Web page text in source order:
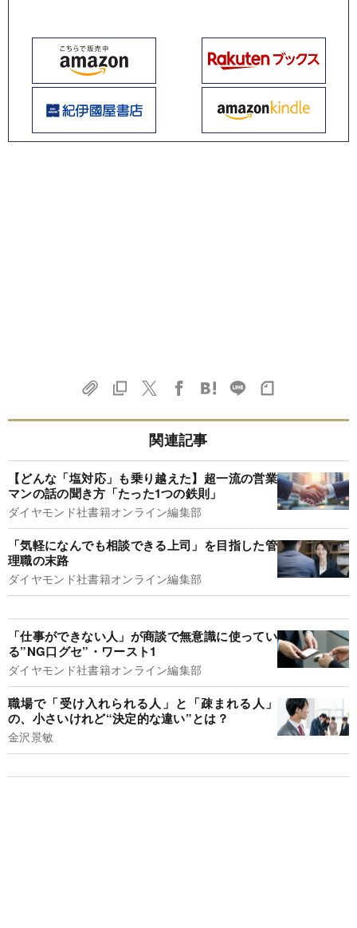
関連記事
【どんな「塩対応」も乗り越えた】超一流の営業
マンの話の聞き方「たった1つの鉄則」
ダイヤモンド社書籍オンライン編集部
「気軽になんでも相談できる上司」を目指した管
理職の末路
ダイヤモンド社書籍オンライン編集部
「仕事ができない人」が商談で無意識に使ってい
る”NG口グセ”・ワースト1
ダイヤモンド社書籍オンライン編集部
職場で「受け入れられる人」と「疎まれる人」
の、小さいけれど“決定的な違い”とは？
金沢景敏